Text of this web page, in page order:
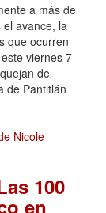
a más de
avance, la
que ocurren
viernes 7
de
de Pantitlán
100
en